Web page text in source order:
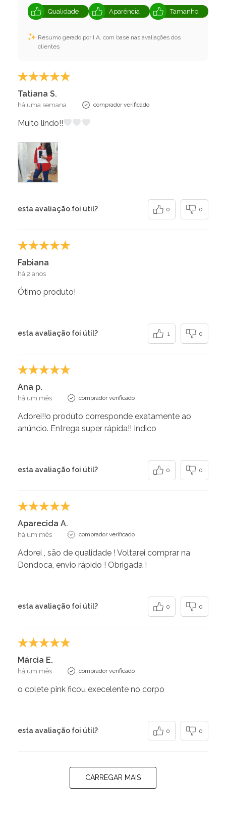
Qualidade Aparência Tamanho
Resumo gerado por I.A. com base nas avaliações dos
clientes
Tatiana S.
há uma semana comprador verificado
Muito lindo!!
esta avaliação foi útil? 0 0
Fabiana
há 2 anos
Ótimo produto!
esta avaliação foi útil? 1 0
Ana p.
há um mês comprador verificado
Adorei!!o produto corresponde exatamente ao
anúncio. Entrega super rápida!! Indico
esta avaliação foi útil? 0 0
Aparecida A.
há um mês comprador verificado
Adorei , são de qualidade ! Voltarei comprar na
Dondoca, envio rápido ! Obrigada !
esta avaliação foi útil? 0 0
Márcia E.
há um mês comprador verificado
o colete pink ficou execelente no corpo
esta avaliação foi útil? 0 0
CARREGAR MAIS